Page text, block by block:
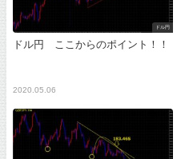
ドル円
ドル円 ここからのポイント！！
2020.05.06